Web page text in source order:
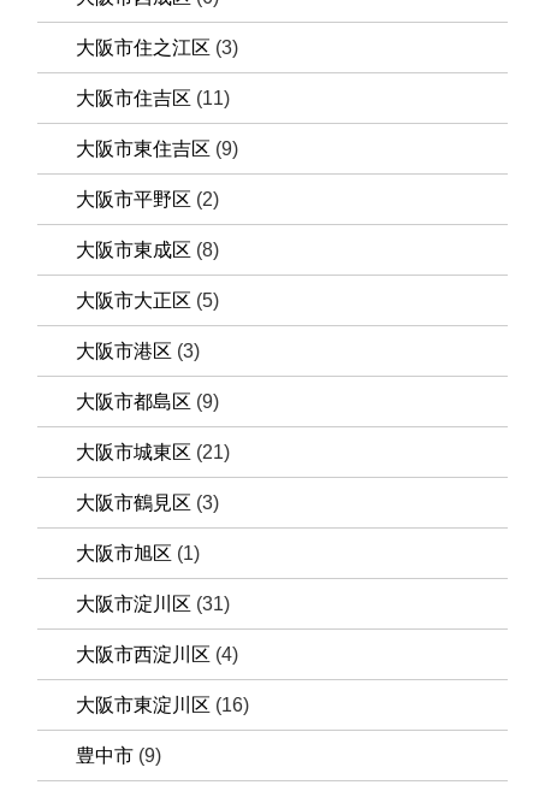
大阪市住之江区 (3)
大阪市住吉区 (11)
大阪市東住吉区 (9)
大阪市平野区 (2)
大阪市東成区 (8)
大阪市大正区 (5)
大阪市港区 (3)
大阪市都島区 (9)
大阪市城東区 (21)
大阪市鶴見区 (3)
大阪市旭区 (1)
大阪市淀川区 (31)
大阪市西淀川区 (4)
大阪市東淀川区 (16)
豊中市 (9)